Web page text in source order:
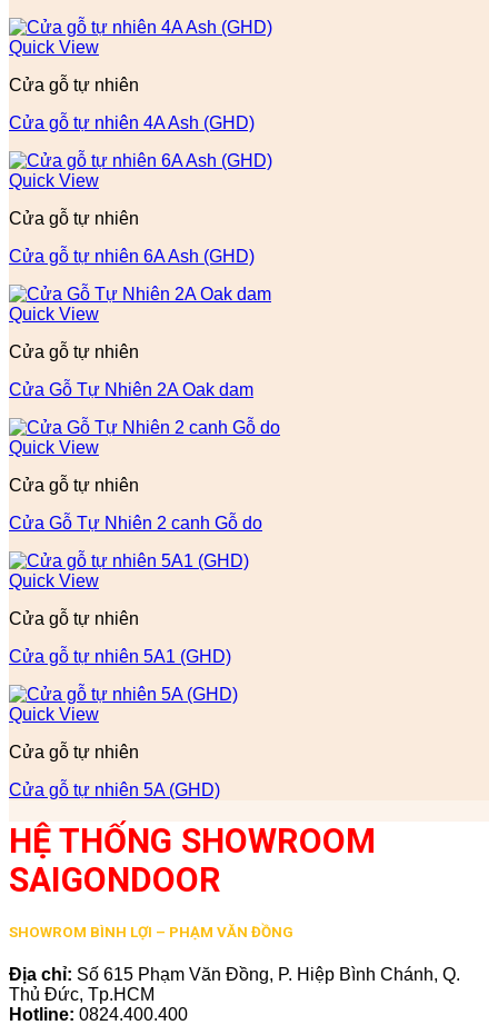
Quick View
Cửa gỗ tự nhiên
Cửa gỗ tự nhiên 4A Ash (GHD)
Quick View
Cửa gỗ tự nhiên
Cửa gỗ tự nhiên 6A Ash (GHD)
Quick View
Cửa gỗ tự nhiên
Cửa Gỗ Tự Nhiên 2A Oak dam
Quick View
Cửa gỗ tự nhiên
Cửa Gỗ Tự Nhiên 2 canh Gỗ do
Quick View
Cửa gỗ tự nhiên
Cửa gỗ tự nhiên 5A1 (GHD)
Quick View
Cửa gỗ tự nhiên
Cửa gỗ tự nhiên 5A (GHD)
HỆ THỐNG SHOWROOM
SAIGONDOOR
SHOWROM BÌNH LỢI – PHẠM VĂN ĐỒNG
Địa chỉ: Số 615 Phạm Văn Đồng, P. Hiệp Bình Chánh, Q.
Thủ Đức, Tp.HCM
Hotline: 0824.400.400